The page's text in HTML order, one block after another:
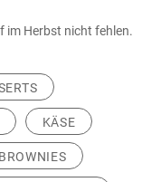
im Herbst nicht fehlen.
KÄSE
BROWNIES